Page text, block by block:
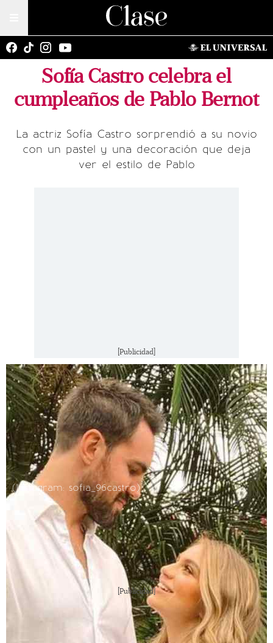
Sofía Castro celebra el
cumpleaños de Pablo Bernot
La actriz Sofía Castro sorprendió a su novio
con un pastel y una decoración que deja
ver el estilo de Pablo
[Publicidad]
(Instagram: sofia_96castro)
[Publicidad]